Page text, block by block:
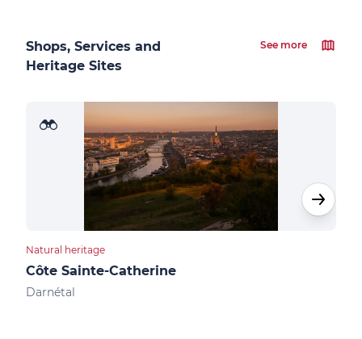
Shops, Services and
Heritage Sites
See more
Natural heritage
Côte Sainte-Catherine
Darnétal